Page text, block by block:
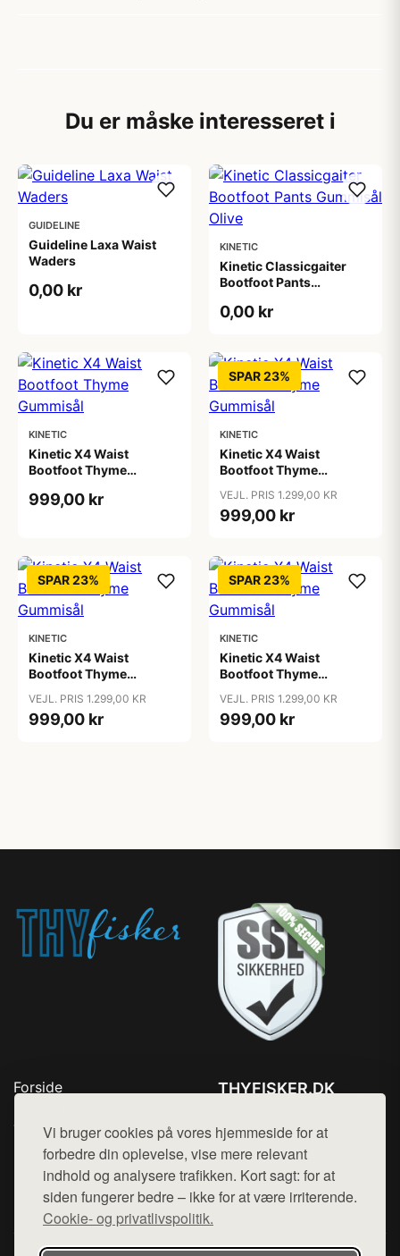
Vi bruger cookies på vores hjemmeside for at
forbedre din oplevelse, vise mere relevant
indhold og analysere trafikken. Kort sagt: for at
siden fungerer bedre – ikke for at være irriterende.
Cookie- og privatlivspolitik.
Du er måske interesseret i
GUIDELINE
Guideline Laxa Waist
Waders
0,00 kr
KINETIC
Kinetic Classicgaiter
Bootfoot Pants
0,00 kr
KINETIC
Kinetic X4 Waist
Bootfoot Thyme
999,00 kr
SPAR 23%
KINETIC
Kinetic X4 Waist
Bootfoot Thyme
VEJL. PRIS 1.299,00 KR
999,00 kr
SPAR 23%
KINETIC
Kinetic X4 Waist
Bootfoot Thyme
VEJL. PRIS 1.299,00 KR
999,00 kr
SPAR 23%
KINETIC
Kinetic X4 Waist
Bootfoot Thyme
VEJL. PRIS 1.299,00 KR
999,00 kr
Forside
Top Rabatter
Kontakt
THYFISKER.DK
Mail: hej@want.dk
Cookie- og privatlivspolitik